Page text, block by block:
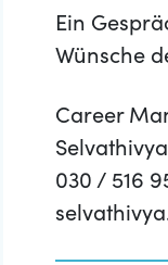
Ein
Wünsche
Career
030 / 516